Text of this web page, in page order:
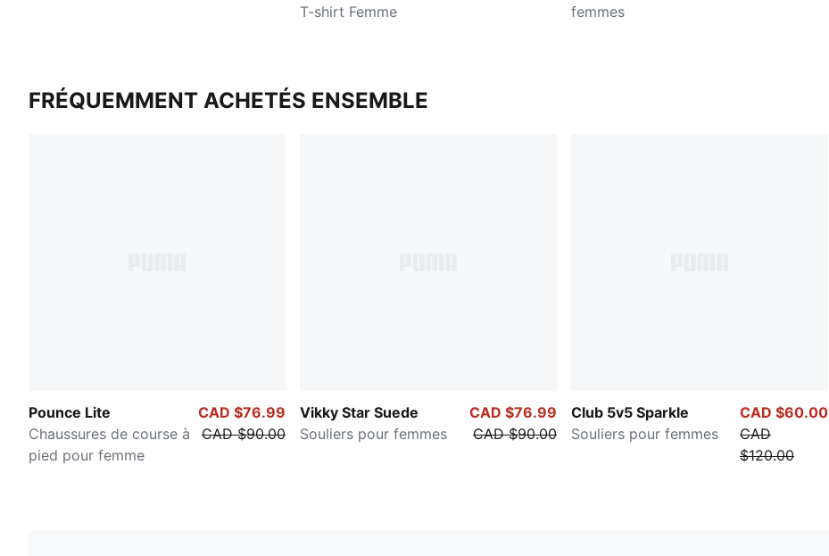
T-shirt Femme
femmes
FRÉQUEMMENT ACHETÉS ENSEMBLE
Pounce Lite
Chaussures de course à
pied pour femme
CAD $76.99
CAD $90.00
Vikky Star Suede
Souliers pour femmes
CAD $76.99
CAD $90.00
Club 5v5 Sparkle
Souliers pour femmes
CAD $60.00
CAD
$120.00